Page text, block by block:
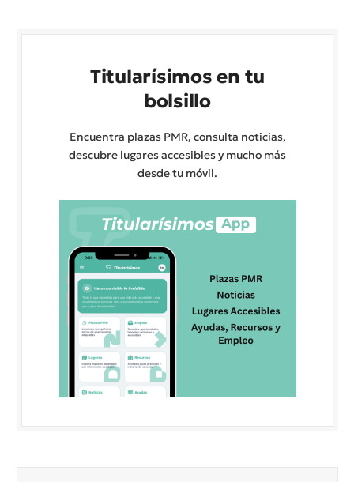
Titularísimos en tu
bolsillo
Encuentra plazas PMR, consulta noticias,
descubre lugares accesibles y mucho más
desde tu móvil.